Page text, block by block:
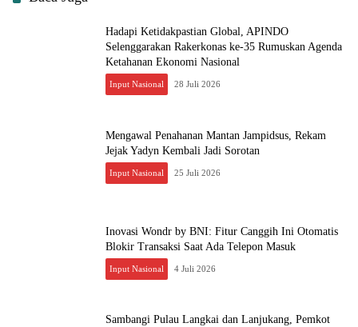
Hadapi Ketidakpastian Global, APINDO
Selenggarakan Rakerkonas ke-35 Rumuskan Agenda
Ketahanan Ekonomi Nasional
Input Nasional 28 Juli 2026
Mengawal Penahanan Mantan Jampidsus, Rekam
Jejak Yadyn Kembali Jadi Sorotan
Input Nasional 25 Juli 2026
Inovasi Wondr by BNI: Fitur Canggih Ini Otomatis
Blokir Transaksi Saat Ada Telepon Masuk
Input Nasional 4 Juli 2026
Sambangi Pulau Langkai dan Lanjukang, Pemkot